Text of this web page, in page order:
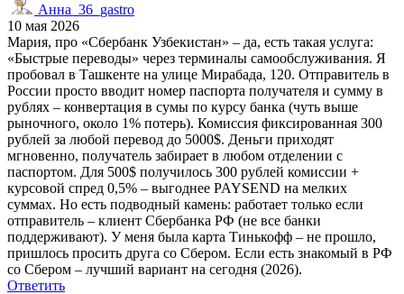
Анна_36_gastro
10 мая 2026
Мария, про «Сбербанк Узбекистан» – да, есть такая услуга:
«Быстрые переводы» через терминалы самообслуживания. Я
пробовал в Ташкенте на улице Мирабада, 120. Отправитель в
России просто вводит номер паспорта получателя и сумму в
рублях – конвертация в сумы по курсу банка (чуть выше
рыночного, около 1% потерь). Комиссия фиксированная 300
рублей за любой перевод до 5000$. Деньги приходят
мгновенно, получатель забирает в любом отделении с
паспортом. Для 500$ получилось 300 рублей комиссии +
курсовой спред 0,5% – выгоднее PAYSEND на мелких
суммах. Но есть подводный камень: работает только если
отправитель – клиент Сбербанка РФ (не все банки
поддерживают). У меня была карта Тинькофф – не прошло,
пришлось просить друга со Сбером. Если есть знакомый в РФ
со Сбером – лучший вариант на сегодня (2026).
Ответить